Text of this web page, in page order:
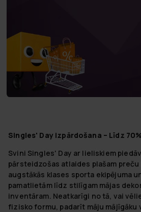
Singles' Day izpārdošana – Līdz
Svini Singles' Day ar lieliskiem
pārsteidzošas atlaides plašam preču
augstākās klases sporta ekipējuma
pamatlietām līdz stilīgam mājas
inventāram. Neatkarīgi no tā, vai
fizisko formu, padarīt māju mājīgāku